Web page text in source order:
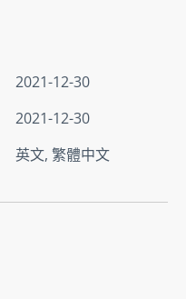
2021-12-30
2021-12-30
英文, 繁體中文